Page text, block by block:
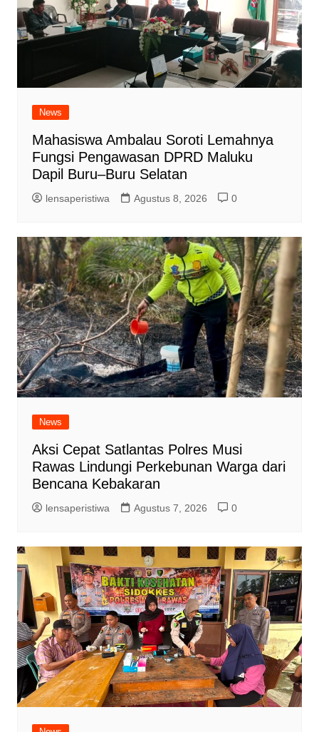
News
Mahasiswa Ambalau Soroti Lemahnya
Fungsi Pengawasan DPRD Maluku
Dapil Buru–Buru Selatan
lensaperistiwa Agustus 8, 2026 0
News
Aksi Cepat Satlantas Polres Musi
Rawas Lindungi Perkebunan Warga dari
Bencana Kebakaran
lensaperistiwa Agustus 7, 2026 0